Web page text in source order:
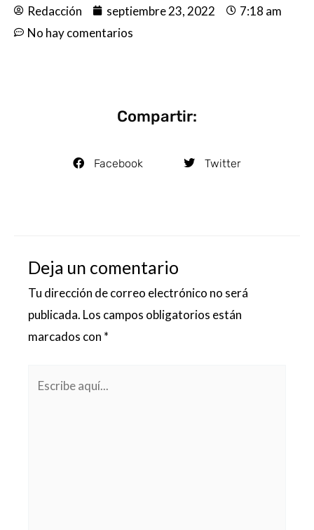
Redacción septiembre 23, 2022
7:18 am
No hay comentarios
Compartir:
Facebook Twitter
Deja un comentario
Tu dirección de correo electrónico no será
publicada. Los campos obligatorios están
marcados con *